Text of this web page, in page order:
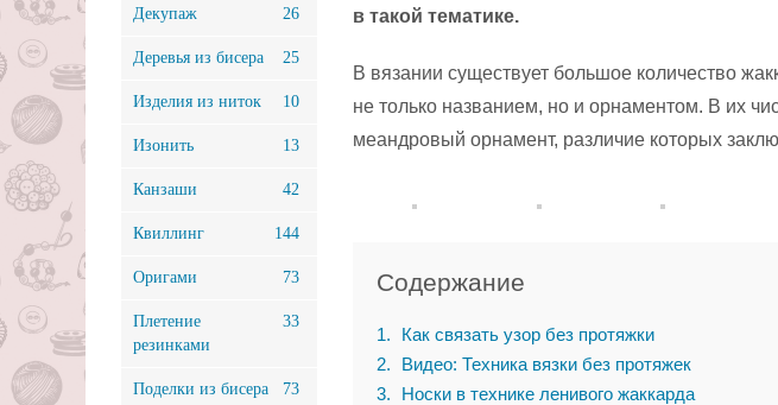
в такой тематике.
В вязании существует большое количество
не только названием, но и орнаментом. В их
меандровый орнамент, различие которых
Содержание
1
Как связать узор без протяжки
2
Видео: Техника вязки без протяжек
3
Носки в технике ленивого жаккарда
Декупаж 26
Деревья из бисера 25
Изделия из ниток 10
Изонить 13
Канзаши 42
Квиллинг 144
Оригами 73
Плетение
резинками
33
Поделки из бисера 73